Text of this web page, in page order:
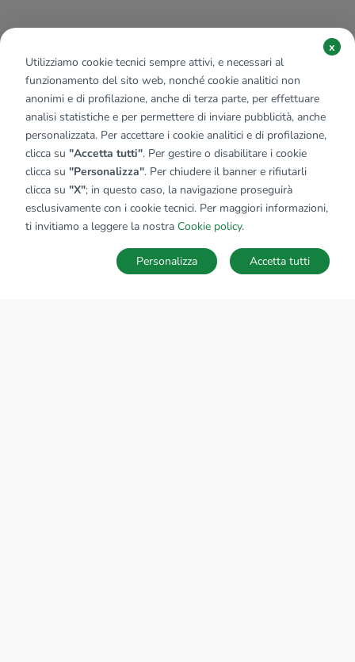
SALVA RICERCA
Utilizziamo cookie tecnici sempre attivi, e necessari al
funzionamento del sito web, nonché cookie analitici non
anonimi e di profilazione, anche di terza parte, per effettuare
analisi statistiche e per permettere di inviare pubblicità, anche
personalizzata. Per accettare i cookie analitici e di profilazione,
clicca su "Accetta tutti". Per gestire o disabilitare i cookie
clicca su "Personalizza". Per chiudere il banner e rifiutarli
clicca su "X"; in questo caso, la navigazione proseguirà
esclusivamente con i cookie tecnici. Per maggiori informazioni,
ti invitiamo a leggere la nostra Cookie policy.
x
Accetta tutti
Personalizza